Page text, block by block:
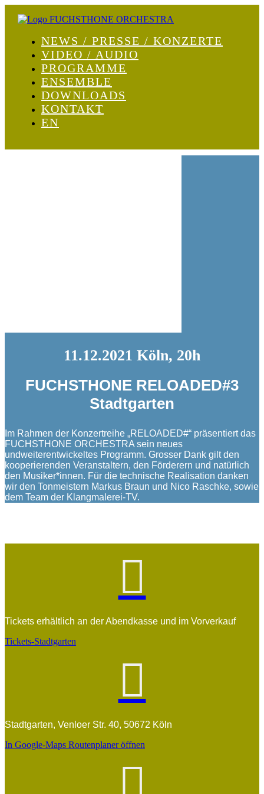
NEWS / PRESSE / KONZERTE
VIDEO / AUDIO
PROGRAMME
ENSEMBLE
DOWNLOADS
KONTAKT
EN
11.12.2021 Köln, 20h
FUCHSTHONE RELOADED#3
Stadtgarten
Im Rahmen der Konzertreihe „RELOADED#“ präsentiert das
FUCHSTHONE ORCHESTRA sein neues
undweiterentwickeltes Programm. Grosser Dank gilt den
kooperierenden Veranstaltern, den Förderern und natürlich
den Musiker*innen. Für die technische Realisation danken
wir den Tonmeistern Markus Braun und Nico Raschke, sowie
dem Team der Klangmalerei-TV.

Tickets erhältlich an der Abendkasse und im Vorverkauf
Tickets-Stadtgarten

Stadtgarten, Venloer Str. 40, 50672 Köln
In Google-Maps Routenplaner öffnen